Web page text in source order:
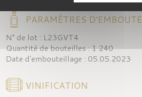
PARAMÈTRES
N° de lot : L23GVT4
Quantité de bouteilles : 1 240
Date d'embouteillage : 05.05.2023
VINIFICATION